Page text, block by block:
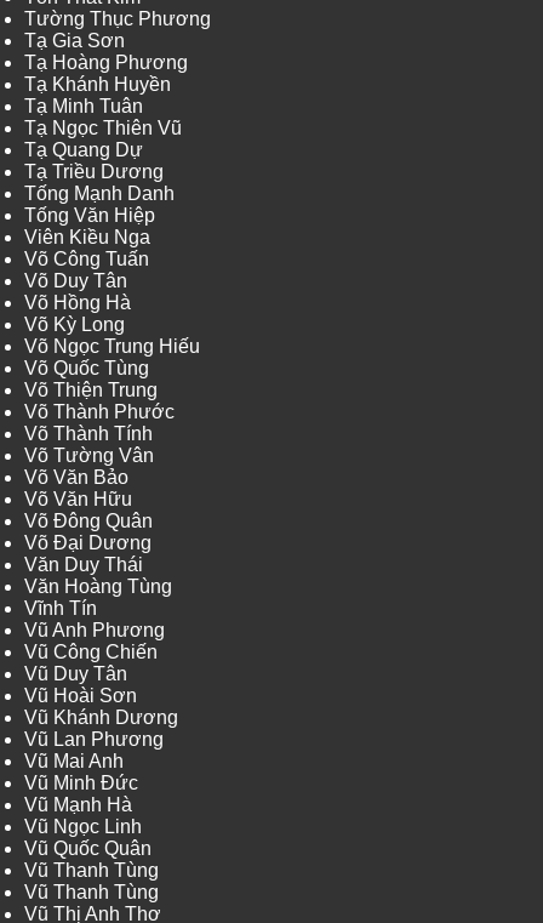
Tường Thục Phương
Tạ Gia Sơn
Tạ Hoàng Phương
Tạ Khánh Huyền
Tạ Minh Tuân
Tạ Ngọc Thiên Vũ
Tạ Quang Dự
Tạ Triều Dương
Tống Mạnh Danh
Tống Văn Hiệp
Viên Kiều Nga
Võ Công Tuấn
Võ Duy Tân
Võ Hồng Hà
Võ Kỳ Long
Võ Ngọc Trung Hiếu
Võ Quốc Tùng
Võ Thiện Trung
Võ Thành Phước
Võ Thành Tính
Võ Tường Vân
Võ Văn Bảo
Võ Văn Hữu
Võ Đông Quân
Võ Đại Dương
Văn Duy Thái
Văn Hoàng Tùng
Vĩnh Tín
Vũ Anh Phương
Vũ Công Chiến
Vũ Duy Tân
Vũ Hoài Sơn
Vũ Khánh Dương
Vũ Lan Phương
Vũ Mai Anh
Vũ Minh Đức
Vũ Mạnh Hà
Vũ Ngọc Linh
Vũ Quốc Quân
Vũ Thanh Tùng
Vũ Thanh Tùng
Vũ Thị Anh Thơ